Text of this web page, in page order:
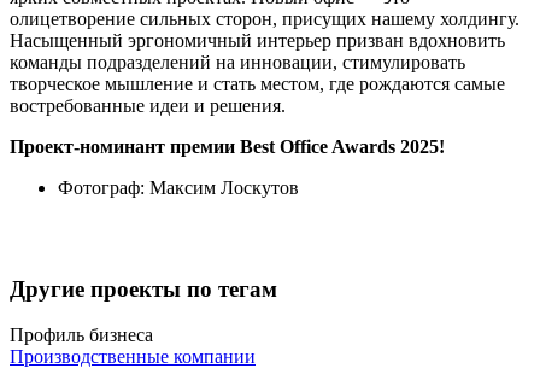
олицетворение сильных сторон, присущих нашему холдингу.
Насыщенный эргономичный интерьер призван вдохновить
команды подразделений на инновации, стимулировать
творческое мышление и стать местом, где рождаются самые
востребованные идеи и решения.
Проект-номинант премии Best Office Awards 2025!
Фотограф: Максим Лоскутов
Другие проекты по тегам
Профиль бизнеса
Производственные компании